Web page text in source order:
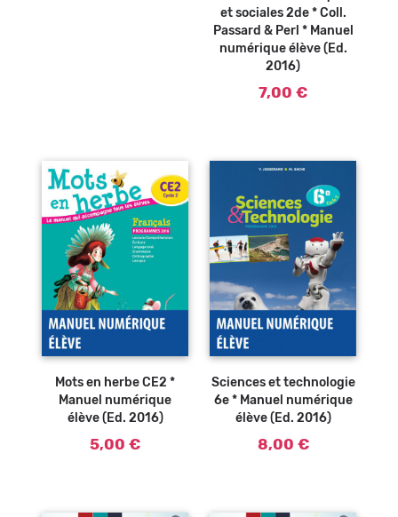
et sociales 2de * Coll.
Passard & Perl * Manuel
numérique élève (Ed.
2016)
7,00 €
Ajouter au
Mots en herbe CE2 *
Manuel numérique
élève (Ed. 2016)
5,00 €
Ajouter au
Sciences et technologie
6e * Manuel numérique
élève (Ed. 2016)
8,00 €